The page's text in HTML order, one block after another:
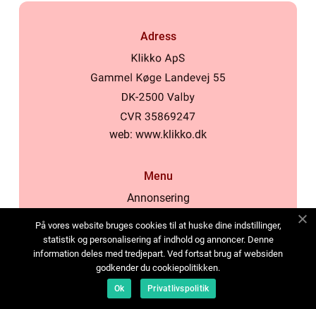
Adress
web: www.klikko.dk
Menu
Annonsering
Cookies
Kontakta oss
Sitemap
På vores website bruges cookies til at huske dine indstillinger,
statistik og personalisering af indhold og annoncer. Denne
information deles med tredjepart. Ved fortsat brug af websiden
godkender du cookiepolitikken.
Ok Privatlivspolitik